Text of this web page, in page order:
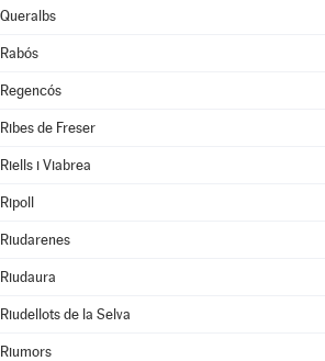
Queralbs
Rabós
Regencós
Ribes de Freser
Riells i Viabrea
Ripoll
Riudarenes
Riudaura
Riudellots de la Selva
Riumors